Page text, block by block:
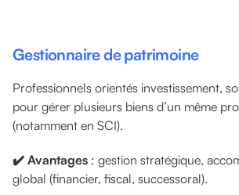
Gestionnaire de patrimoine
Professionnels orientés investissement,
pour gérer plusieurs biens d’un même
(notamment en SCI).
✔️ Avantages : gestion stratégique,
global (financier, fiscal, successoral).